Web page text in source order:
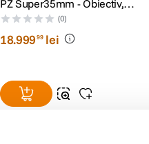
PZ Super35mm - Obiectiv,
Sony E
(0)
18.99999 lei